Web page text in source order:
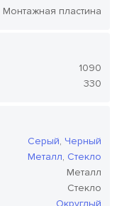
Монтажная пластина
1090
330
Серый, Черный
Металл, Стекло
Металл
Стекло
Округлый